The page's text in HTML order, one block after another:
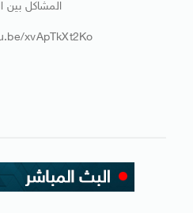
المشاكل بين
xvApTkXt2Ko